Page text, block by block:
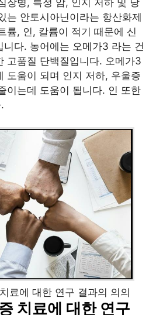
는 안토시아닌이라는 항산화제
륨, 인, 칼륨이 적기 때문에 신
니다. 농어에는 오메가3 라는 건
고품질 단백질입니다. 오메가3
도움이 되며 인지 저하, 우울증
이는데 도움이 됩니다. 인 또한
료에 대한 연구 결과의 의의
치료에 대한 연구